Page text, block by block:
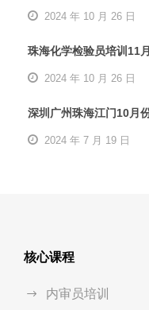
2024 年 10 月 26 日
珠海化学检验员培训11
2024 年 10 月 26 日
深圳广州珠海江门10月
2024 年 7 月 19 日
核心课程
内审员培训